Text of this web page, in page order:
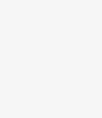
Y Pared
23×120